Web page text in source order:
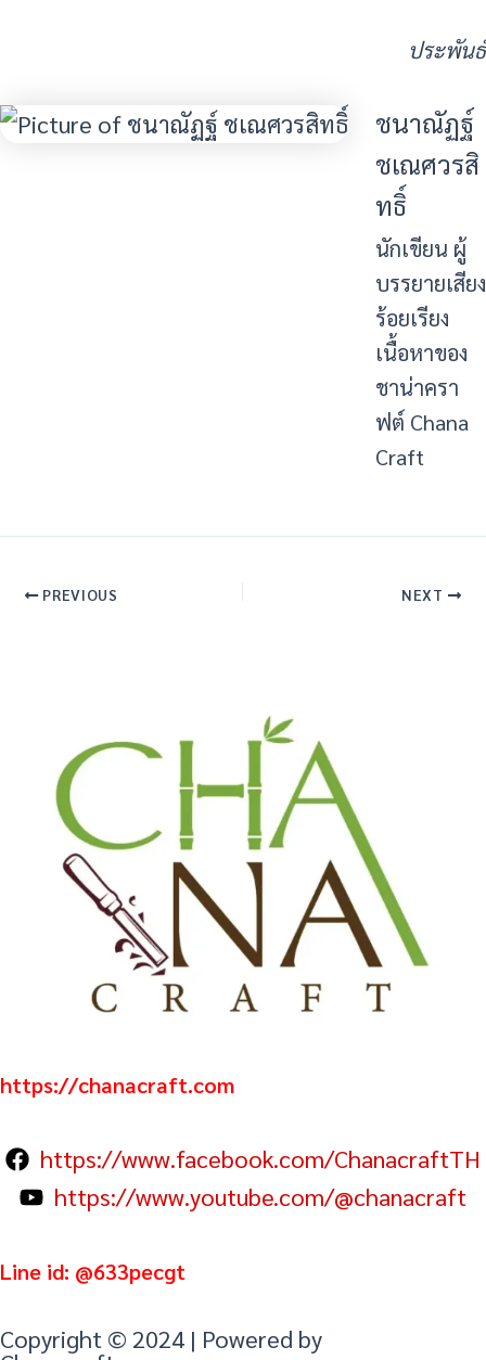
ประพันธ์
ชนาณัฏฐ์
ชเณศวรสิ
ทธิ์
นักเขียน ผู้
บรรยายเสียง
ร้อยเรียง
เนื้อหาของ
ชาน่าครา
ฟต์ Chana
Craft
PREVIOUS NEXT
https://chanacraft.com
https://www.facebook.com/ChanacraftTH
https://www.youtube.com/@chanacraft
Line id: @633pecgt
Copyright © 2024 | Powered by